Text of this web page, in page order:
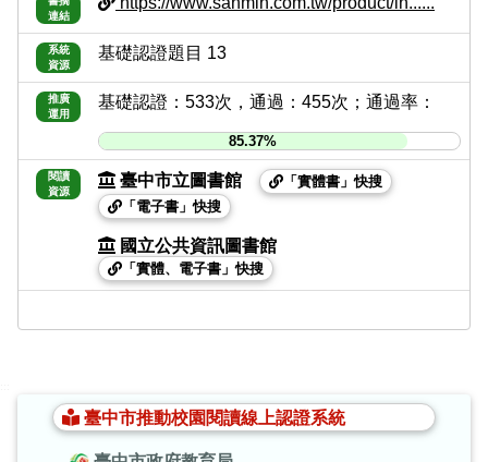
連結
系統
資源
基礎認證題目 13
推廣
運用
基礎認證：533次，通過：455次；通過率：
85.37%
閱讀
資源
臺中市立圖書館
「實體書」快搜
「電子書」快搜
國立公共資訊圖書館
「實體、電子書」快搜
臺中市推動校園閱讀線上認證系統